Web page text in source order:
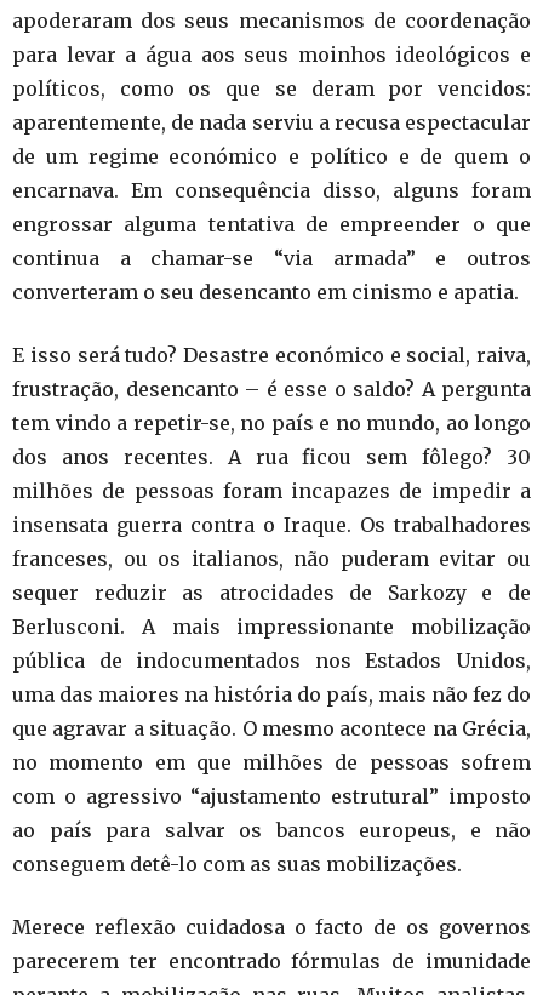
apoderaram dos seus mecanismos de coordenação
para levar a água aos seus moinhos ideológicos e
políticos, como os que se deram por vencidos:
aparentemente, de nada serviu a recusa espectacular
de um regime económico e político e de quem o
encarnava. Em consequência disso, alguns foram
engrossar alguma tentativa de empreender o que
continua a chamar-se “via armada” e outros
converteram o seu desencanto em cinismo e apatia.
E isso será tudo? Desastre económico e social, raiva,
frustração, desencanto – é esse o saldo? A pergunta
tem vindo a repetir-se, no país e no mundo, ao longo
dos anos recentes. A rua ficou sem fôlego? 30
milhões de pessoas foram incapazes de impedir a
insensata guerra contra o Iraque. Os trabalhadores
franceses, ou os italianos, não puderam evitar ou
sequer reduzir as atrocidades de Sarkozy e de
Berlusconi. A mais impressionante mobilização
pública de indocumentados nos Estados Unidos,
uma das maiores na história do país, mais não fez do
que agravar a situação. O mesmo acontece na Grécia,
no momento em que milhões de pessoas sofrem
com o agressivo “ajustamento estrutural” imposto
ao país para salvar os bancos europeus, e não
conseguem detê-lo com as suas mobilizações.
Merece reflexão cuidadosa o facto de os governos
parecerem ter encontrado fórmulas de imunidade